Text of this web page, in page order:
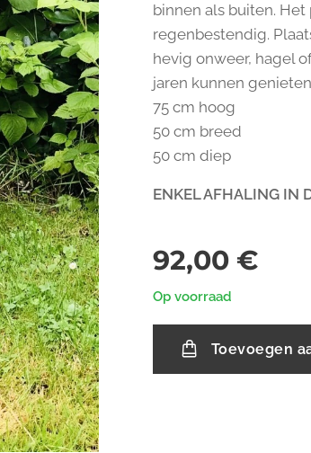
binnen als buiten.
regenbestendig.
hevig onweer, hagel
jaren kunnen
75 cm hoog
50 cm breed
50 cm diep
ENKEL AFHALING IN
92,00 €
Op voorraad
Toevoegen